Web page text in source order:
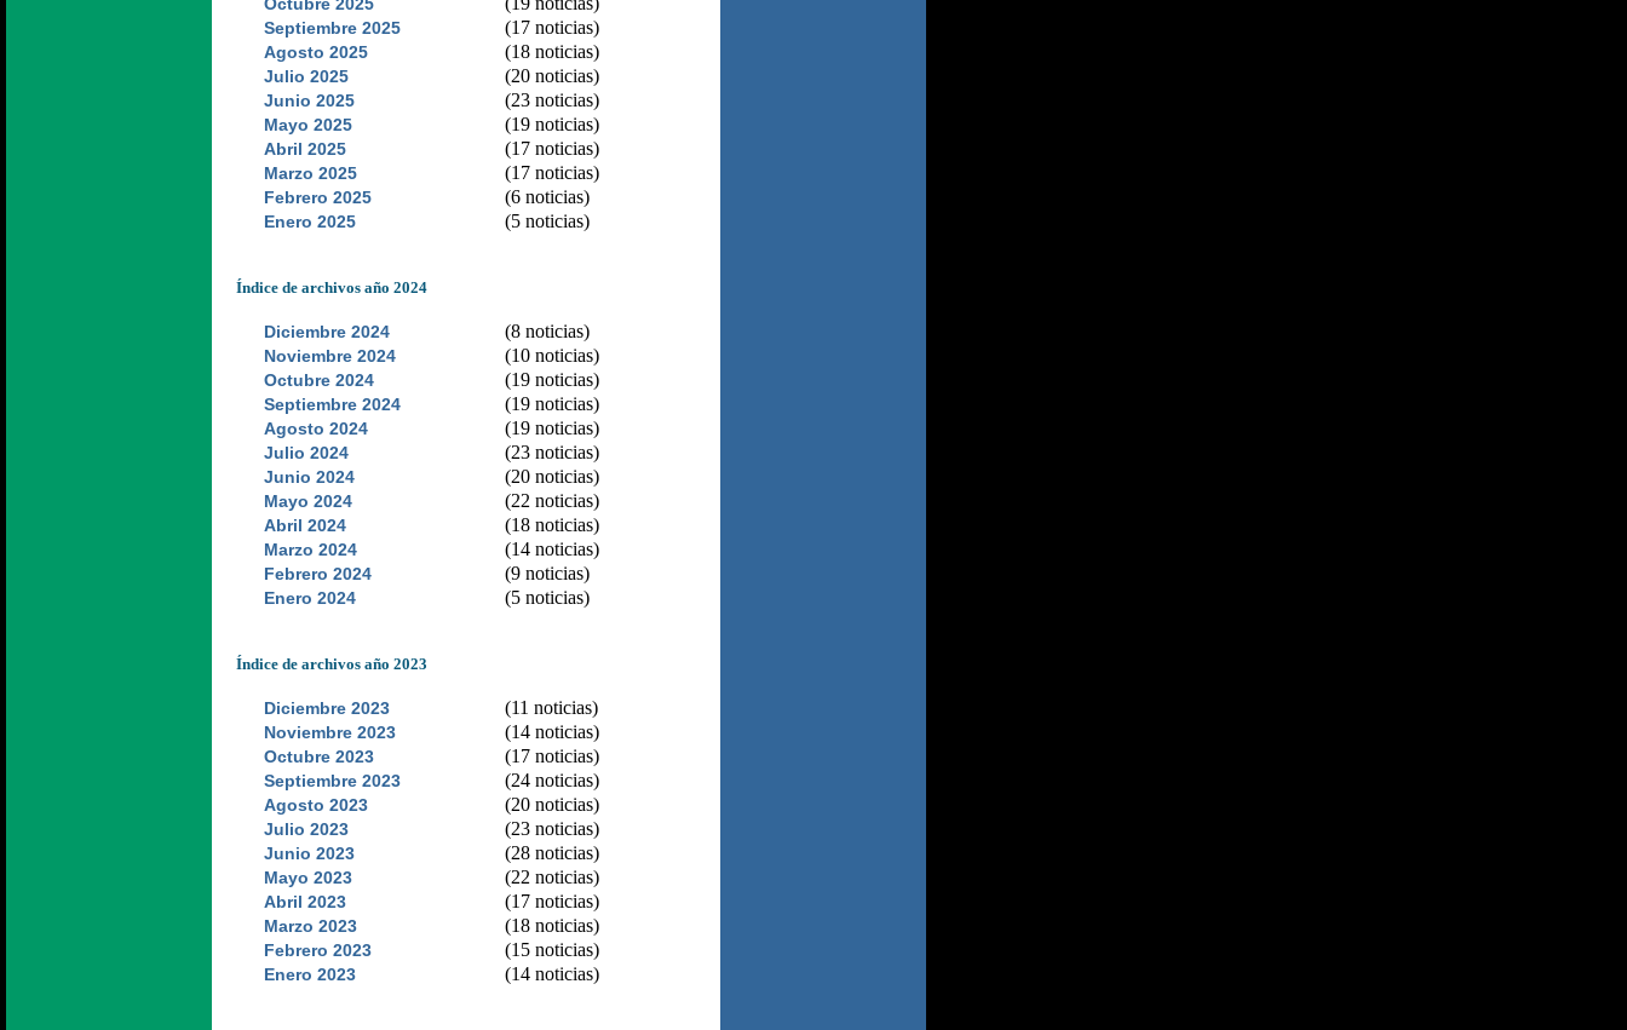
Septiembre 2025 (17 noticias)
Agosto 2025 (18 noticias)
Julio 2025 (20 noticias)
Junio 2025 (23 noticias)
Mayo 2025 (19 noticias)
Abril 2025 (17 noticias)
Marzo 2025 (17 noticias)
Febrero 2025 (6 noticias)
Enero 2025 (5 noticias)
Índice de archivos año 2024
Diciembre 2024 (8 noticias)
Noviembre 2024 (10 noticias)
Octubre 2024 (19 noticias)
Septiembre 2024 (19 noticias)
Agosto 2024 (19 noticias)
Julio 2024 (23 noticias)
Junio 2024 (20 noticias)
Mayo 2024 (22 noticias)
Abril 2024 (18 noticias)
Marzo 2024 (14 noticias)
Febrero 2024 (9 noticias)
Enero 2024 (5 noticias)
Índice de archivos año 2023
Diciembre 2023 (11 noticias)
Noviembre 2023 (14 noticias)
Octubre 2023 (17 noticias)
Septiembre 2023 (24 noticias)
Agosto 2023 (20 noticias)
Julio 2023 (23 noticias)
Junio 2023 (28 noticias)
Mayo 2023 (22 noticias)
Abril 2023 (17 noticias)
Marzo 2023 (18 noticias)
Febrero 2023 (15 noticias)
Enero 2023 (14 noticias)